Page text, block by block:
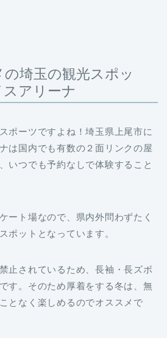
埼玉の観光スポッ
アリーナ
は国内でも有数の２面リンクの屋
いつでも予約なしで体験すること
ポットとなっています。
す。そのため厚着をする冬は、無
となく楽しめるのでオススメで